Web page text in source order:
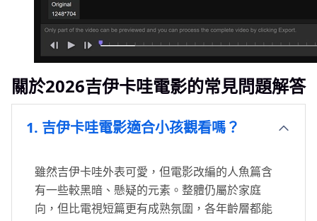
關於2026吉伊卡哇電影的常見問題解答
1. 吉伊卡哇電影適合小孩觀看嗎？
雖然吉伊卡哇外表可愛，但電影改編的人魚篇含
有一些較黑暗、懸疑的元素。整體仍屬於家庭
向，但比電視短篇更有成熟氛圍，各年齡層都能